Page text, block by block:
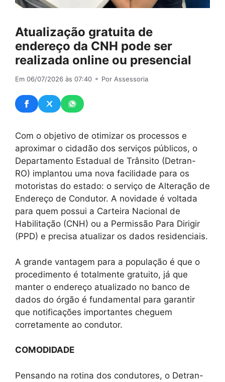
Atualização gratuita de
endereço da CNH pode ser
realizada online ou presencial
Em 06/07/2026 às 07:40 ⚬ Por Assessoria
Com o objetivo de otimizar os processos e
aproximar o cidadão dos serviços públicos, o
Departamento Estadual de Trânsito (Detran-
RO) implantou uma nova facilidade para os
motoristas do estado: o serviço de Alteração de
Endereço de Condutor. A novidade é voltada
para quem possui a Carteira Nacional de
Habilitação (CNH) ou a Permissão Para Dirigir
(PPD) e precisa atualizar os dados residenciais.
A grande vantagem para a população é que o
procedimento é totalmente gratuito, já que
manter o endereço atualizado no banco de
dados do órgão é fundamental para garantir
que notificações importantes cheguem
corretamente ao condutor.
COMODIDADE
Pensando na rotina dos condutores, o Detran-